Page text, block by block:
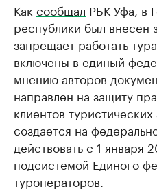
Как сообщал РБК Уфа, в
республики был внесен
запрещает работать
включены в единый
мнению авторов
направлен на защиту
клиентов
создается на
действовать с 1 января
подсистемой Единого
туроператоров.